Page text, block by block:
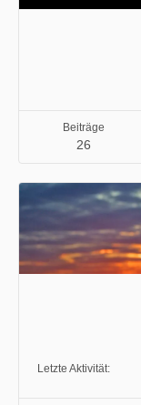
Beiträge
26
Letzte Aktivität